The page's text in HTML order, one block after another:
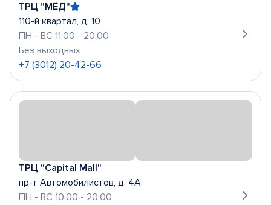
ТРЦ "МЁД"
110-й квартал, д. 10
ПН - ВС 11:00 - 20:00
Без выходных
+7 (3012) 20-42-66
ТРЦ "Capital Mall"
пр-т Автомобилистов, д. 4А
ПН - ВС 10:00 - 20:00